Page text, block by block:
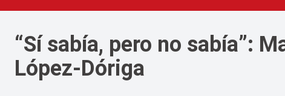
“Sí sabía, pero no sabía”:
López-Dóriga